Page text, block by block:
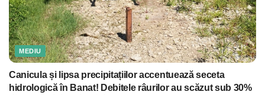
MEDIU
Canicula și lipsa precipitațiilor accentuează seceta
hidrologică în Banat! Debitele râurilor au scăzut sub 30%